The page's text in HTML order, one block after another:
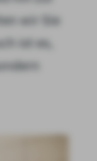
wir Sie
ist es,